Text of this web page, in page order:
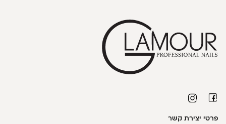
פרטי יצירת קשר